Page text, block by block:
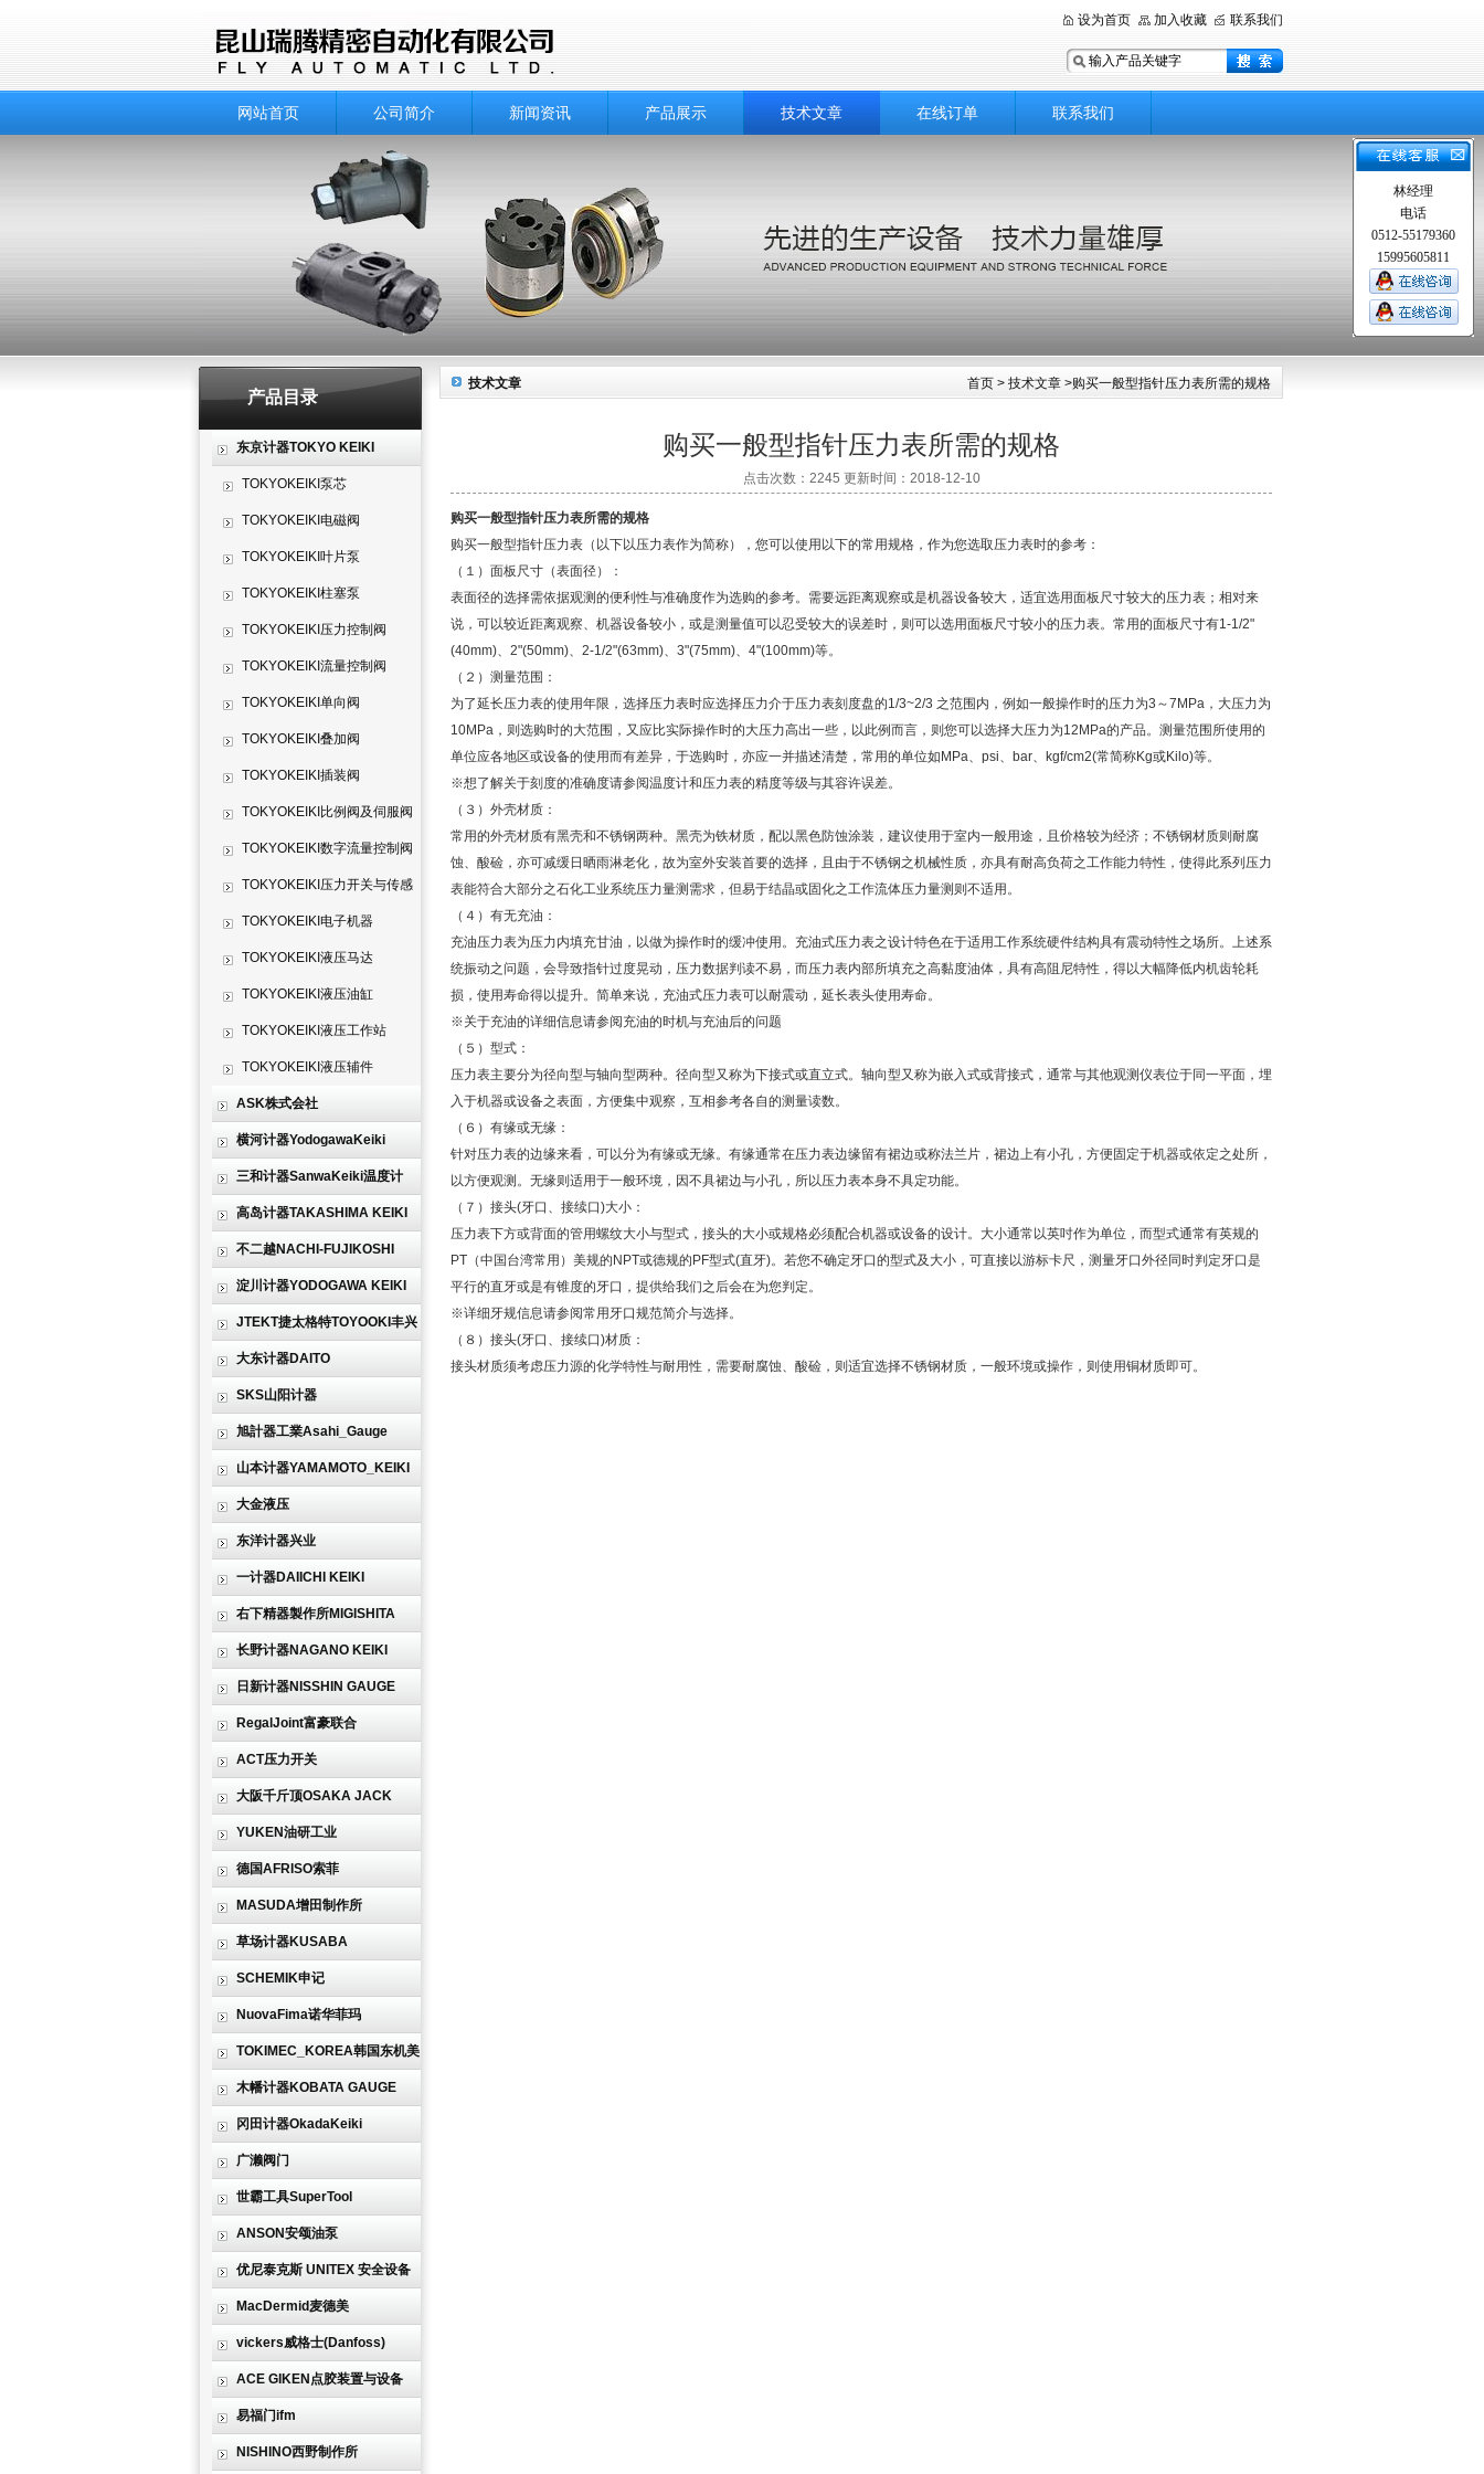
设为首页 加入收藏 联系我们
网站首页 公司简介 新闻资讯 产品展示 技术文章 在线订单 联系我们
产品目录
东京计器TOKYO KEIKI
TOKYOKEIKI泵芯
TOKYOKEIKI电磁阀
TOKYOKEIKI叶片泵
TOKYOKEIKI柱塞泵
TOKYOKEIKI压力控制阀
TOKYOKEIKI流量控制阀
TOKYOKEIKI单向阀
TOKYOKEIKI叠加阀
TOKYOKEIKI插装阀
TOKYOKEIKI比例阀及伺服阀
TOKYOKEIKI数字流量控制阀
TOKYOKEIKI压力开关与传感
器 TOKYOKEIKI电子机器
TOKYOKEIKI液压马达
TOKYOKEIKI液压油缸
TOKYOKEIKI液压工作站
TOKYOKEIKI液压辅件
ASK株式会社
横河计器YodogawaKeiki
三和计器SanwaKeiki温度计
高岛计器TAKASHIMA KEIKI
不二越NACHI-FUJIKOSHI
淀川计器YODOGAWA KEIKI
JTEKT捷太格特TOYOOKI丰兴
大东计器DAITO
SKS山阳计器
旭計器工業Asahi_Gauge
山本计器YAMAMOTO_KEIKI
大金液压
东洋计器兴业
一计器DAIICHI KEIKI
右下精器製作所MIGISHITA
长野计器NAGANO KEIKI
日新计器NISSHIN GAUGE
RegalJoint富豪联合
ACT压力开关
大阪千斤顶OSAKA JACK
YUKEN油研工业
德国AFRISO索菲
MASUDA增田制作所
草场计器KUSABA
SCHEMIK申记
NuovaFima诺华菲玛
TOKIMEC_KOREA韩国东机美
木幡计器KOBATA GAUGE
冈田计器OkadaKeiki
广濑阀门
世霸工具SuperTool
ANSON安颂油泵
优尼泰克斯 UNITEX 安全设备
MacDermid麦德美
vickers威格士(Danfoss)
ACE GIKEN点胶装置与设备
易福门ifm
NISHINO西野制作所
首页 > 技术文章 >购买一般型指针压力表所需的规格
技术文章
购买一般型指针压力表所需的规格
点击次数：2245 更新时间：2018-12-10
购买一般型指针压力表所需的规格
购买一般型指针压力表（以下以压力表作为简称），您可以使用以下的常用规格，作为您选取压力表时的参考：
（１）面板尺寸（表面径）：
表面径的选择需依据观测的便利性与准确度作为选购的参考。需要远距离观察或是机器设备较大，适宜选用面板尺寸较大的压力表；相对来
说，可以较近距离观察、机器设备较小，或是测量值可以忍受较大的误差时，则可以选用面板尺寸较小的压力表。常用的面板尺寸有1-1/2"
(40mm)、2"(50mm)、2-1/2"(63mm)、3"(75mm)、4"(100mm)等。
（２）测量范围：
为了延长压力表的使用年限，选择压力表时应选择压力介于压力表刻度盘的1/3~2/3 之范围内，例如一般操作时的压力为3～7MPa，大压力为
10MPa，则选购时的大范围，又应比实际操作时的大压力高出一些，以此例而言，则您可以选择大压力为12MPa的产品。测量范围所使用的
单位应各地区或设备的使用而有差异，于选购时，亦应一并描述清楚，常用的单位如MPa、psi、bar、kgf/cm2(常简称Kg或Kilo)等。
※想了解关于刻度的准确度请参阅温度计和压力表的精度等级与其容许误差。
（３）外壳材质：
常用的外壳材质有黑壳和不锈钢两种。黑壳为铁材质，配以黑色防蚀涂装，建议使用于室内一般用途，且价格较为经济；不锈钢材质则耐腐
蚀、酸硷，亦可减缓日晒雨淋老化，故为室外安装首要的选择，且由于不锈钢之机械性质，亦具有耐高负荷之工作能力特性，使得此系列压力
表能符合大部分之石化工业系统压力量测需求，但易于结晶或固化之工作流体压力量测则不适用。
（４）有无充油：
充油压力表为压力内填充甘油，以做为操作时的缓冲使用。充油式压力表之设计特色在于适用工作系统硬件结构具有震动特性之场所。上述系
统振动之问题，会导致指针过度晃动，压力数据判读不易，而压力表内部所填充之高黏度油体，具有高阻尼特性，得以大幅降低内机齿轮耗
损，使用寿命得以提升。简单来说，充油式压力表可以​耐震动，延长表头使用寿命。
※关于充油的详细信息请参阅充油的时机与充油后的问题
（５）型式：
压力表主要分为径向型与轴向型两种。径向型又称为下接式或直立式。轴向型又称为嵌入式或背接式，通常与其他观测仪表位于同一平面，埋
入于机器或设备之表面，方便集中观察，互相参考各自的测量读数。
（６）有缘或无缘：
针对压力表的边缘来看，可以分为有缘或无缘。有缘通常在压力表边缘留有裙边或称法兰片，裙边上有小孔，方便固定于机器或依定之处所，
以方便观测。无缘则适用于一般环境，因不具裙边与小孔，所以压力表本身不具定功能。
（７）接头(牙口、接续口)大小：
压力表下方或背面的管用螺纹大小与型式，接头的大小或规格必须配合机器或设备的设计。大小通常以英吋作为单位，而型式通常有英规的
PT（中国台湾常用）美规的NPT或德规的PF型式(直牙)。若您不确定牙口的型式及大小，可直接以游标卡尺，测量牙口外径同时判定牙口是
平行的直牙或是有锥度的牙口，提供给我们之后会在为您判定。
※详细牙规信息请参阅常用牙口规范简介与选择。
（８）接头(牙口、接续口)材质：
接头材质须考虑压力源的化学特性与耐用性，需要耐腐蚀、酸硷，则适宜选择不锈钢材质，一般环境或操作，则使用铜材质即可。
林经理
电话
0512-55179360
15995605811